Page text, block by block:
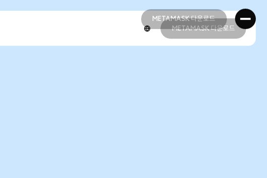
METAMASK 다운로드
METAMASK 다운로드
METAMASK 다운로드